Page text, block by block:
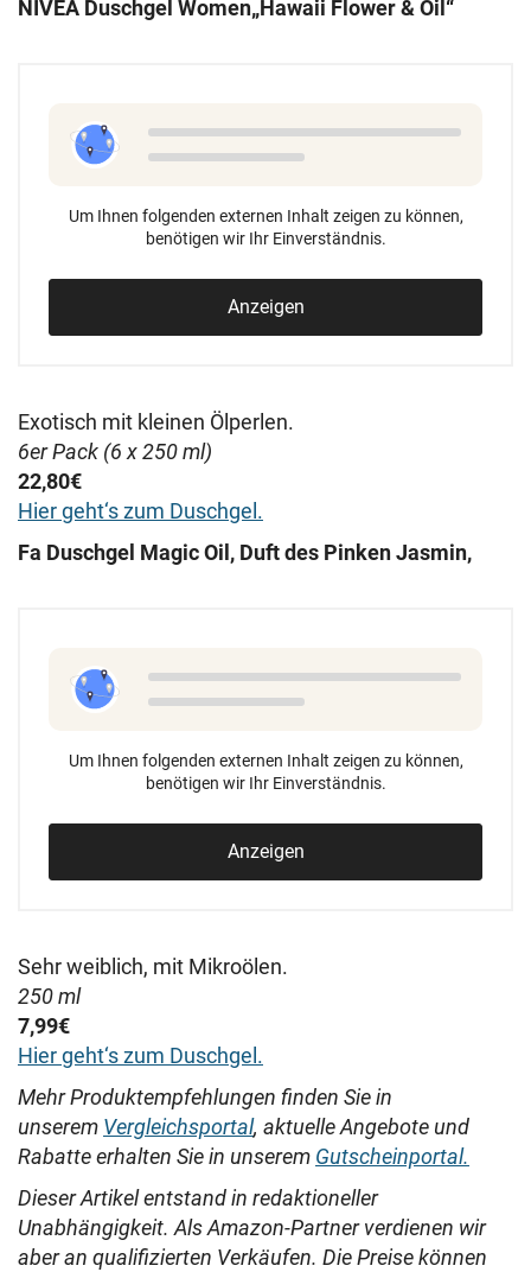
NIVEA Duschgel Women„Hawaii Flower & Oil“
Um Ihnen folgenden externen Inhalt zeigen zu können,
benötigen wir Ihr Einverständnis.
Anzeigen
Exotisch mit kleinen Ölperlen.
6er Pack (6 x 250 ml)
22,80€
Hier geht‘s zum Duschgel.
Fa Duschgel Magic Oil, Duft des Pinken Jasmin,
Um Ihnen folgenden externen Inhalt zeigen zu können,
benötigen wir Ihr Einverständnis.
Anzeigen
Sehr weiblich, mit Mikroölen.
250 ml
7,99€
Hier geht‘s zum Duschgel.
Mehr Produktempfehlungen finden Sie in
unserem Vergleichsportal, aktuelle Angebote und
Rabatte erhalten Sie in unserem Gutscheinportal.
Dieser Artikel entstand in redaktioneller
Unabhängigkeit. Als Amazon-Partner verdienen wir
aber an qualifizierten Verkäufen. Die Preise können